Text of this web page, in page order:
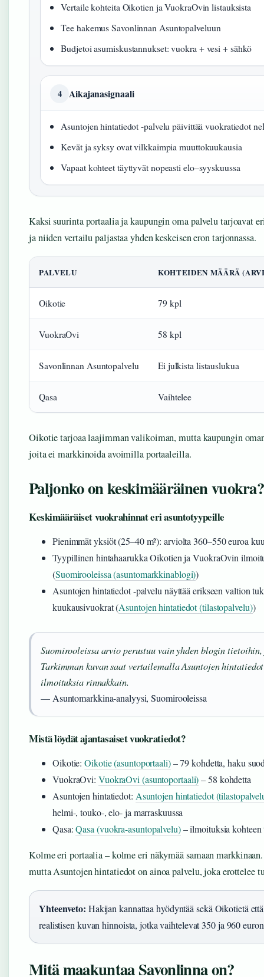
Vertaile kohteita Oikotien ja VuokraOvin listauksista
Tee hakemus Savonlinnan Asuntopalveluun
Budjetoi asumiskustannukset: vuokra + vesi + sähkö
4 Aikajanasignaali
Asuntojen hintatiedot -palvelu päivittää vuokratiedot
Kevät ja syksy ovat vilkkaimpia muuttokuukausia
Vapaat kohteet täyttyvät nopeasti elo–syyskuussa
Kaksi suurinta portaalia ja kaupungin oma palvelu tarjoavat
ja niiden vertailu paljastaa yhden keskeisen eron tarjonnassa.
PALVELU KOHTEIDEN MÄÄRÄ
Oikotie 79 kpl
VuokraOvi 58 kpl
Savonlinnan Asuntopalvelu Ei julkista listauslukua
Qasa Vaihtelee
Oikotie tarjoaa laajimman valikoiman, mutta kaupungin
joita ei markkinoida avoimilla portaaleilla.
Paljonko on keskimääräinen vuokra?
Keskimääräiset vuokrahinnat eri asuntotyypeille
Pienimmät yksiöt (25–40 m²): arviolta 360–550 euroa
Tyypillinen hintahaarukka Oikotien ja VuokraOvin
(Suomirooleissa (asuntomarkkinablogi))
Asuntojen hintatiedot -palvelu näyttää erikseen valtion
kuukausivuokrat (Asuntojen hintatiedot (tilastopalvelu))
Suomirooleissa arvio perustuu vain yhden blogin
Tarkimman kuvan saat vertailemalla Asuntojen
ilmoituksia rinnakkain.
— Asuntomarkkina-analyysi, Suomirooleissa
Mistä löydät ajantasaiset vuokratiedot?
Oikotie:Oikotie (asuntoportaali)– 79 kohdetta, haku
VuokraOvi: VuokraOvi (asuntoportaali)– 58 kohdetta
Asuntojen hintatiedot: Asuntojen hintatiedot
helmi-, touko-, elo- ja marraskuussa
Qasa:Qasa (vuokra-asuntopalvelu)– ilmoituksia kohteen
Kolme eri portaalia – kolme eri näkymää samaan
mutta Asuntojen hintatiedot on ainoa palvelu, joka erottelee
Yhteenveto: Hakijan kannattaa hyödyntää sekä Oikotietä
realistisen kuvan hinnoista, jotka vaihtelevat 350 ja 960
Mitä maakuntaa Savonlinna on?